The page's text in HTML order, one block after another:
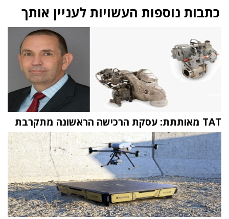
כתבות נוספות העשויות לעניין אותך
TAT מאותתת: עסקת הרכישה הראשונה מתקרבת